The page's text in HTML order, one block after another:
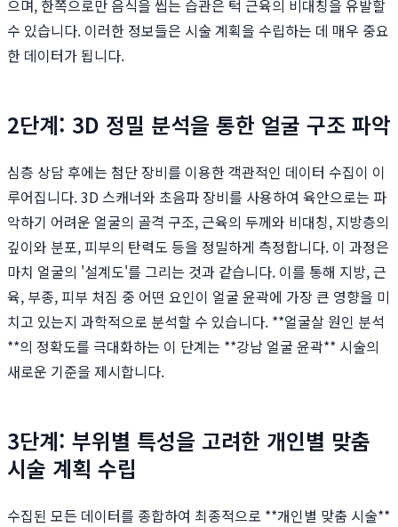
으며, 한쪽으로만 음식을 씹는 습관은 턱 근육의 비대칭을 유발할
수 있습니다. 이러한 정보들은 시술 계획을 수립하는 데 매우 중요
한 데이터가 됩니다.
2단계: 3D 정밀 분석을 통한 얼굴 구조 파악
심층 상담 후에는 첨단 장비를 이용한 객관적인 데이터 수집이 이
루어집니다. 3D 스캐너와 초음파 장비를 사용하여 육안으로는 파
악하기 어려운 얼굴의 골격 구조, 근육의 두께와 비대칭, 지방층의
깊이와 분포, 피부의 탄력도 등을 정밀하게 측정합니다. 이 과정은
마치 얼굴의 '설계도'를 그리는 것과 같습니다. 이를 통해 지방, 근
육, 부종, 피부 처짐 중 어떤 요인이 얼굴 윤곽에 가장 큰 영향을 미
치고 있는지 과학적으로 분석할 수 있습니다. **얼굴살 원인 분석
**의 정확도를 극대화하는 이 단계는 **강남 얼굴 윤곽** 시술의
새로운 기준을 제시합니다.
3단계: 부위별 특성을 고려한 개인별 맞춤
시술 계획 수립
수집된 모든 데이터를 종합하여 최종적으로 **개인별 맞춤 시술**